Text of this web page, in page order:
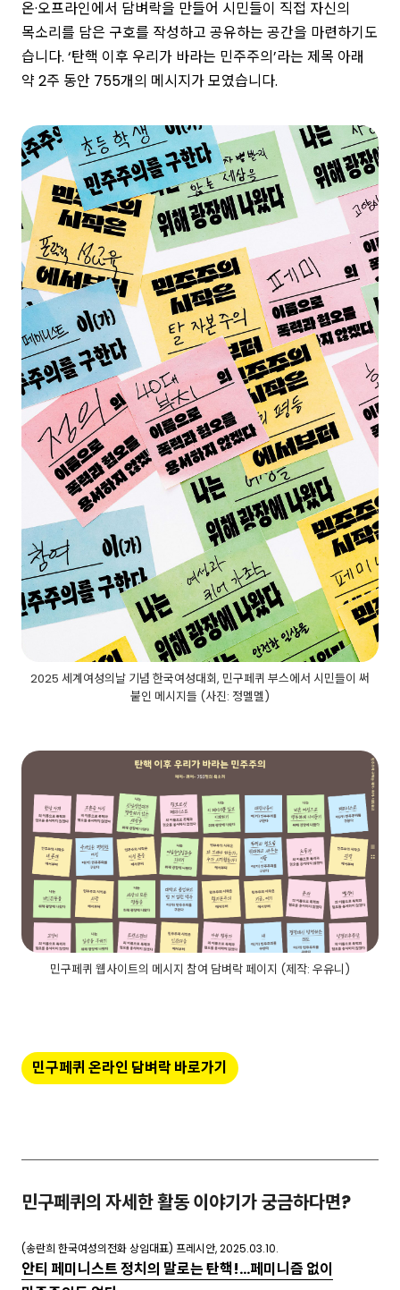
온·오프라인에서 담벼락을 만들어 시민들이 직접 자신의
목소리를 담은 구호를 작성하고 공유하는 공간을 마련하기도
습니다. ‘탄핵 이후 우리가 바라는 민주주의’라는 제목 아래
약 2주 동안 755개의 메시지가 모였습니다.
2025 세계여성의날 기념 한국여성대회, 민구페퀴 부스에서 시민들이 써
붙인 메시지들 (사진: 정멜멜)
민구페퀴 웹사이트의 메시지 참여 담벼락 페이지 (제작: 우유니)
민구페퀴 온라인 담벼락 바로가기
민구페퀴의 자세한 활동 이야기가 궁금하다면?
(송란희 한국여성의전화 상임대표) 프레시안, 2025.03.10.
안티 페미니스트 정치의 말로는 탄핵!…페미니즘 없이